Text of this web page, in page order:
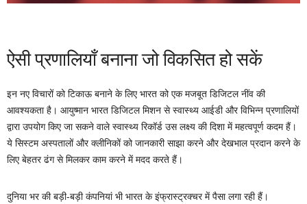
ऐसी प्रणालियाँ बनाना जो विकसित हो सकें
इन नए विचारों को टिकाऊ बनाने के लिए भारत को एक मजबूत डिजिटल नींव की
आवश्यकता है। आयुष्मान भारत डिजिटल मिशन से स्वास्थ्य आईडी और विभिन्न प्रणालियों
द्वारा उपयोग किए जा सकने वाले स्वास्थ्य रिकॉर्ड उस लक्ष्य की दिशा में महत्वपूर्ण कदम हैं।
ये सिस्टम अस्पतालों और क्लीनिकों को जानकारी साझा करने और देखभाल प्रदान करने के
लिए बेहतर ढंग से मिलकर काम करने में मदद करते हैं।
दुनिया भर की बड़ी-बड़ी कंपनियां भी भारत के इंफ्रास्ट्रक्चर में पैसा लगा रही हैं।